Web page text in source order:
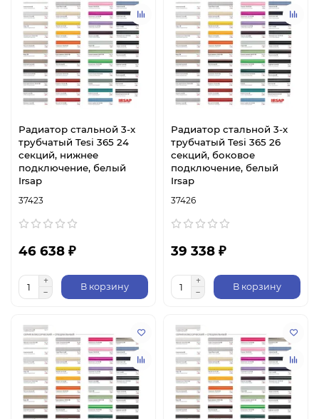
Радиатор стальной 3-х
трубчатый Tesi 365 24
секций, нижнее
подключение, белый
Irsap
37423
46 638 ₽
В корзину
Радиатор стальной 3-х
трубчатый Tesi 365 26
секций, боковое
подключение, белый
Irsap
37426
39 338 ₽
В корзину